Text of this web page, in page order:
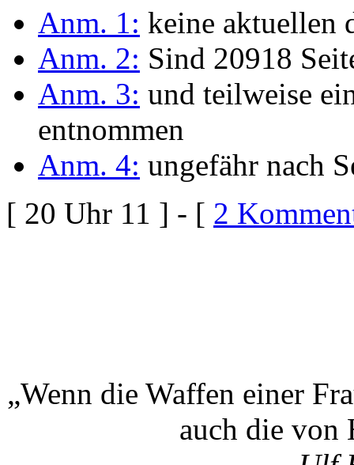
Anm. 1: keine aktuellen
Anm. 2: Sind 20918
Anm. 3: und teilweise
entnommen
Anm. 4: ungefähr nach
[ 20 Uhr 11 ] - [ 2
„Wenn die Waffen einer
auch die von